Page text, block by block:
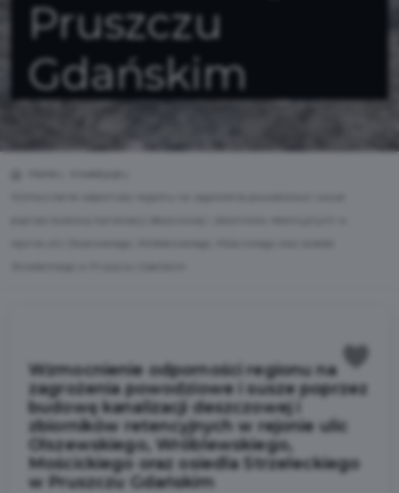
Pruszczu
Gdańskim
Wzmocnienie odporności regionu na
zagrożenia powodziowe i susze poprzez
budowę kanalizacji deszczowej i
zbiorników retencyjnych w rejonie ulic
Olszewskiego, Wróblewskiego,
Mościckiego oraz osiedla Strzeleckiego
w Pruszczu Gdańskim